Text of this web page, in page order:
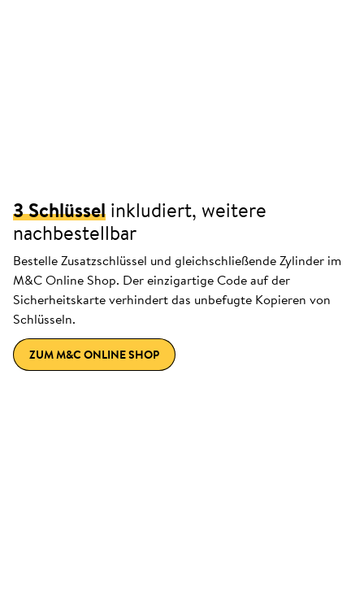
3 Schlüssel inkludiert, weitere
nachbestellbar
Bestelle Zusatzschlüssel und gleichschließende Zylinder im
M&C Online Shop. Der einzigartige Code auf der
Sicherheitskarte verhindert das unbefugte Kopieren von
Schlüsseln.
ZUM M&C ONLINE SHOP